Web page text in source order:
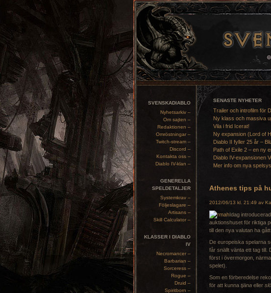
SVENSKADIABLO
Nyhetsarkiv –
Om sajten –
Redaktionen –
Omröstningar –
Twitch-stream –
Discord –
Kontakta oss –
Diablo IV-klan –
GENERELLA
SPELDETALJER
Systemkrav –
Följeslagare –
Artisans –
Skill Calculator –
KLASSER I DIABLO
IV
Necromancer –
Barbarian –
Sorceress –
Rogue –
Druid –
Spiritborn –
SENASTE NYHETER
Trailer och introfilm för
Ny klass och massiva
Vila i frid Icerat!
Ny expansion (Lord of
Diablo II fyller 25 år –
Path of Exile 2 – en ny
Diablo IV-expansionen
Mer info om nya
Athenes tips på
2012/06/13 kl. 21:49 av
Idag
auktionshuset för riktiga
till den nya valutan ha
De europeiska spelarna
får snällt vänta ett tag till.
först i övermorgon,
spelet).
Som en förberedelse
för att kunna tjäna eller